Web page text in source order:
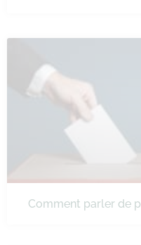
Comment parler de